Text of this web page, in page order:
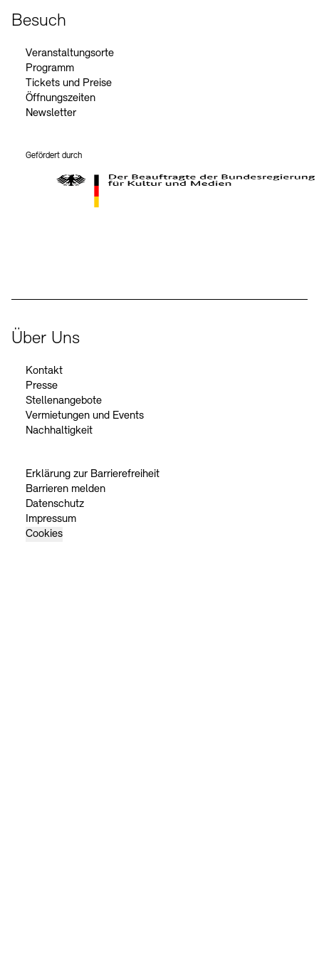
Besuch
Veranstaltungsorte
Programm
Tickets und Preise
Öffnungszeiten
Newsletter
Gefördert durch
Über Uns
Kontakt
Presse
Stellenangebote
Vermietungen und Events
Nachhaltigkeit
Erklärung zur Barrierefreiheit
Barrieren melden
Datenschutz
Impressum
Cookies